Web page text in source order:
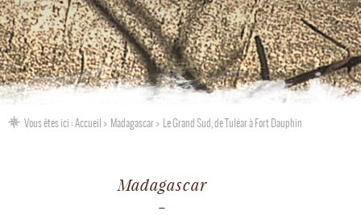
Vous êtes ici :Accueil Madagascar Le Grand Sud, de Tuléar à Fort Dauphin
Madagascar